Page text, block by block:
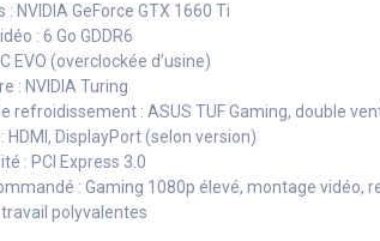
: NVIDIA GeForce GTX 1660 Ti
: 6 Go GDDR6
EVO (overclockée d’usine)
: NVIDIA Turing
refroidissement : ASUS TUF Gaming, double
HDMI, DisplayPort (selon version)
: PCI Express 3.0
: Gaming 1080p élevé, montage vidéo,
polyvalentes